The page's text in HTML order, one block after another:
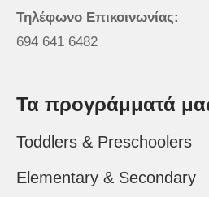
Τηλέφωνο Επικοινωνίας:
694 641 6482
Τα προγράμματά
Toddlers & Preschoolers
Elementary & Secondary